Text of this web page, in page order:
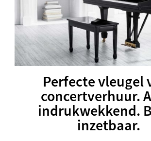
Perfecte vleugel
concertverhuur.
indrukwekkend.
inzetbaar.